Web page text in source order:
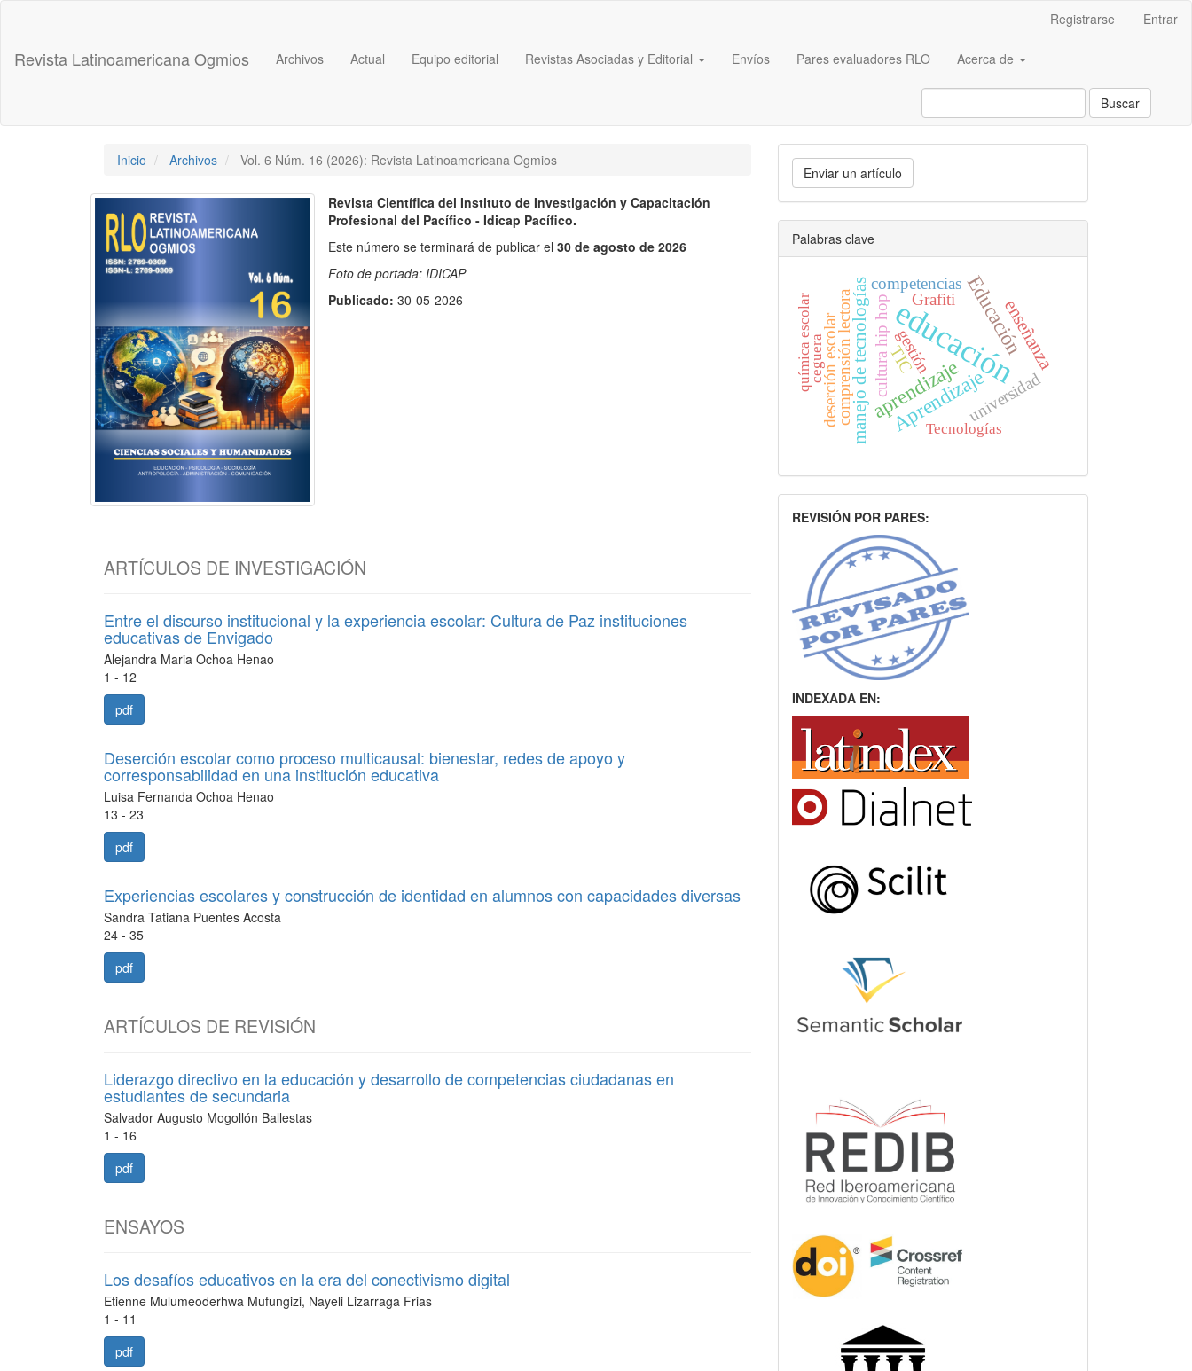
principal
Registrarse Entrar
Revista Latinoamericana Ogmios Archivos Actual Equipo editorial Revistas Asociadas y Editorial Envíos Pares evaluadores RLO Acerca de
Buscar
Inicio Archivos Vol. 6 Núm. 16 (2026): Revista Latinoamericana Ogmios
Revista Científica del Instituto de Investigación y Capacitación
Profesional del Pacífico - Idicap Pacífico.
Este número se terminará de publicar el30 de agosto de 2026
Foto de portada:IDICAP
Publicado:30-05-2026
ARTÍCULOS DE INVESTIGACIÓN
Entre el discurso institucional y la experiencia escolar: Cultura de Paz instituciones
educativas de Envigado
Alejandra Maria Ochoa Henao
1 - 12
pdf
Deserción escolar como proceso multicausal: bienestar, redes de apoyo y
corresponsabilidad en una institución educativa
Luisa Fernanda Ochoa Henao
13 - 23
pdf
Experiencias escolares y construcción de identidad en alumnos con capacidades diversas
Sandra Tatiana Puentes Acosta
24 - 35
pdf
ARTÍCULOS DE REVISIÓN
Liderazgo directivo en la educación y desarrollo de competencias ciudadanas en
estudiantes de secundaria
Salvador Augusto Mogollón Ballestas
1 - 16
pdf
ENSAYOS
Los desafíos educativos en la era del conectivismo digital
Etienne Mulumeoderhwa Mufungizi, Nayeli Lizarraga Frias
1 - 11
pdf
Enviar
un
artículo
Enviar un artículo
Palabras clave
educación
Educación
Aprendizaje
aprendizaje
manejo de tecnologías enseñanza
comprensión lectora universidad
gestión
competencias
cultura hip hop Grafiti
deserción escolar TIC
Tecnologías
ceguera
química escolar
INDEXACION
REVISIÓN POR PARES:
INDEXADA EN: